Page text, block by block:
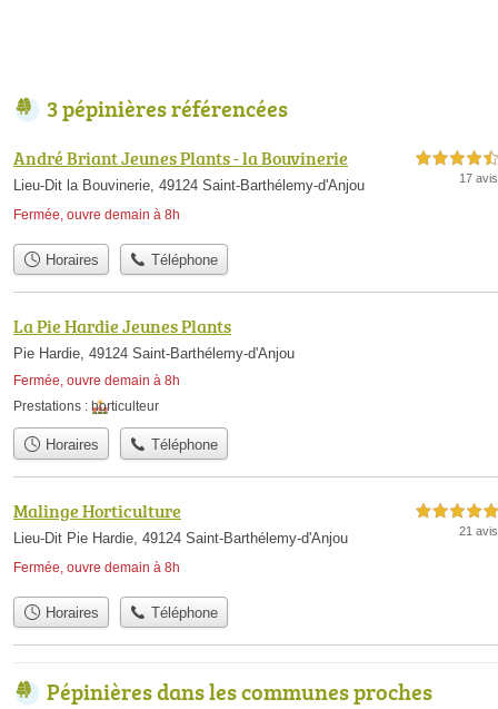
3 pépinières référencées
André Briant Jeunes Plants - la Bouvinerie
Lieu-Dit la Bouvinerie, 49124 Saint-Barthélemy-d'Anjou
Fermée, ouvre demain à 8h
4,5 étoiles sur 5
17 avis
Horaires Téléphone
La Pie Hardie Jeunes Plants
Pie Hardie, 49124 Saint-Barthélemy-d'Anjou
Fermée, ouvre demain à 8h
Prestations : horticulteur
Horaires Téléphone
Malinge Horticulture
Lieu-Dit Pie Hardie, 49124 Saint-Barthélemy-d'Anjou
Fermée, ouvre demain à 8h
5,0 étoiles sur 5
21 avis
Horaires Téléphone
Pépinières dans les communes proches